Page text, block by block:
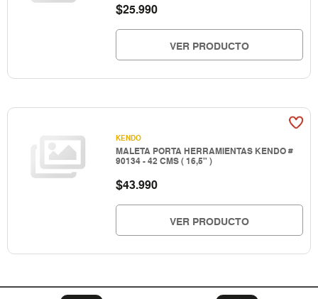
$25.990
VER PRODUCTO
KENDO
MALETA PORTA HERRAMIENTAS KENDO #
90134 - 42 CMS ( 16,5" )
$43.990
VER PRODUCTO